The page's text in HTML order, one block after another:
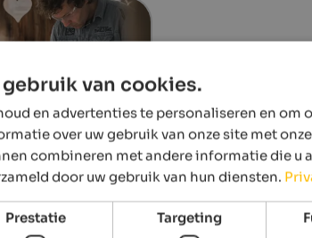
…
in Gröden
van cookies.
en advertenties te personaliseren en om
over uw gebruik van onze site met
combineren met andere informatie die u
door uw gebruik van hun diensten.
Prestatie Targeting